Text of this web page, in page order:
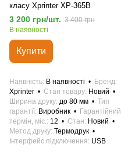
класу Xprinter XP-365B
3 200 грн/шт. 3 400 грн
В наявності
Купити
Наявність В наявності
Бренд
Xprinter
Стан товару Новий
Ширина друку до 80 мм
Тип
гарантії Виробник
Гарантійний
термін, міс.
12 Стан Новий
Метод друку Термодрук
Інтерфейс підключення USB